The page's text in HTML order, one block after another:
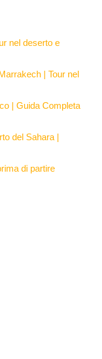
nel deserto e
| Tour nel
| Guida Completa
del Sahara |
di partire